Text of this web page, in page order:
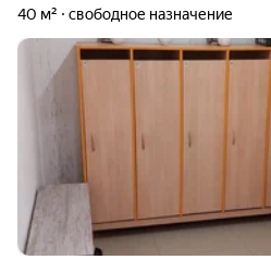
40 м² свободное назначение